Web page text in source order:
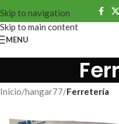
Skip to navigation
Skip to main content
MENU
Inicio/hangar77/Ferretería